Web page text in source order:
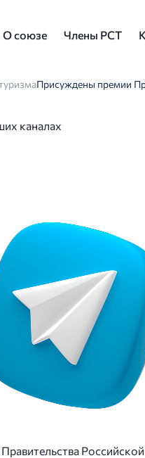
О союзе Члены РСТ
Присуждены премии
каналах